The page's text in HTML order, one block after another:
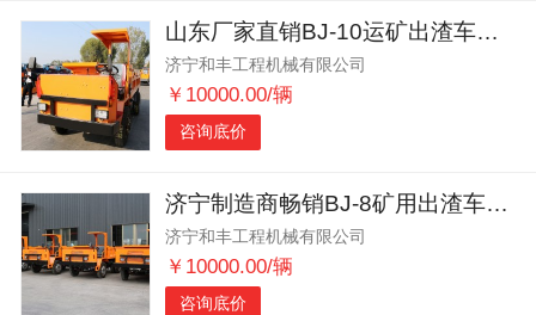
山东厂家直销BJ-10运矿出渣车适应性强
济宁和丰工程机械有限公司
￥10000.00/辆
咨询底价
济宁制造商畅销BJ-8矿用出渣车马力强劲
济宁和丰工程机械有限公司
￥10000.00/辆
咨询底价